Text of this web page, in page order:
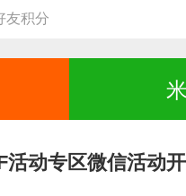
活动专区微信活动